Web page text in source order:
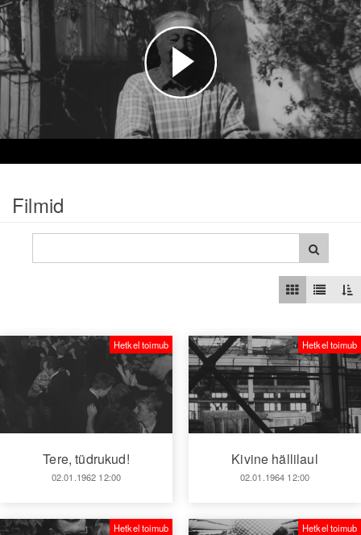
Esita
video
Filmid
Tere, tüdrukud!
02.01.1962 12:00
Hetkel toimub
Kivine hällilaul
02.01.1964 12:00
Hetkel toimub
Hetkel toimub Hetkel toimub